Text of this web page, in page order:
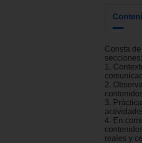
Consta
secciones:
1.
2.
3.
4. En
reales y